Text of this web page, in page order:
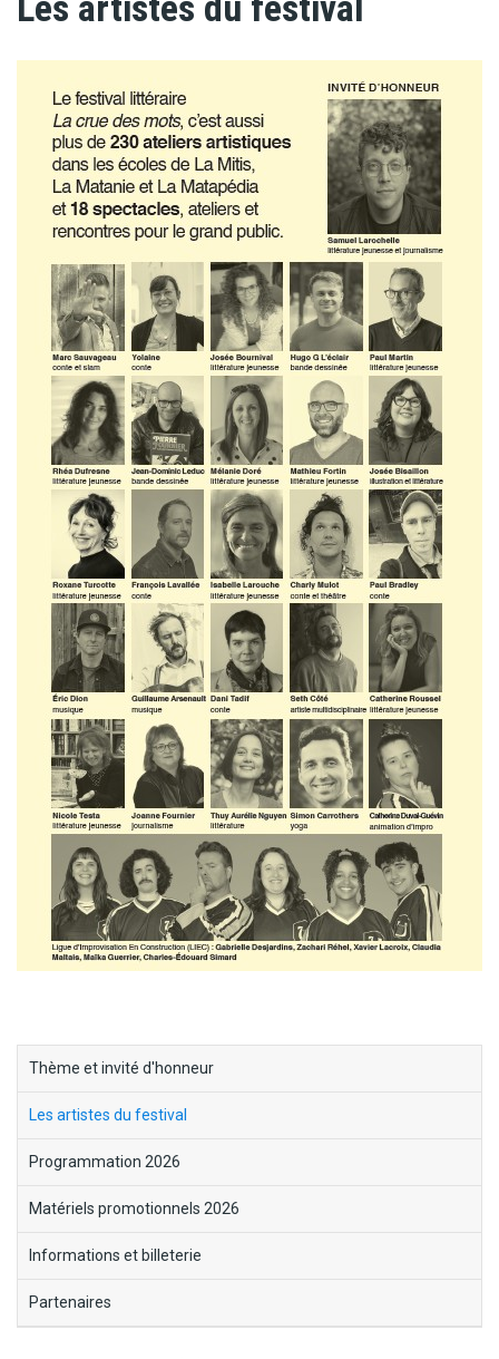
block-
cruedesmots
Thème et invité d'honneur
Les artistes du festival
Programmation 2026
Matériels promotionnels 2026
Informations et billeterie
Partenaires